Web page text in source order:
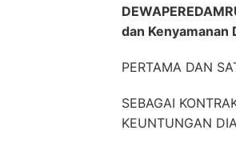
dan Kenyamanan
PERTAMA DAN
SEBAGAI
KEUNTUNGAN